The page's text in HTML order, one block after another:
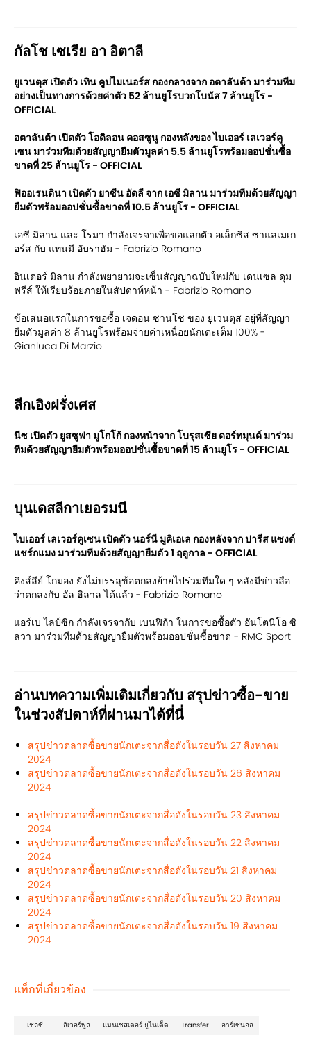
กัลโช เซเรีย อา อิตาลี
ยูเวนตุส เปิดตัว เทิน คูปไมเนอร์ส กองกลางจาก อตาลันต้า มาร่วมทีม
อย่างเป็นทางการด้วยค่าตัว 52 ล้านยูโรบวกโบนัส 7 ล้านยูโร -
OFFICIAL
อตาลันต้า เปิดตัว โอดิลอน คอสซูนู กองหลังของ ไบเออร์ เลเวอร์คู
เซน มาร่วมทีมด้วยสัญญายืมตัวมูลค่า 5.5 ล้านยูโรพร้อมออปชั่นซื้อ
ขาดที่ 25 ล้านยูโร - OFFICIAL
ฟิออเรนตินา เปิดตัว ยาซีน อัดลี จาก เอซี มิลาน มาร่วมทีมด้วยสัญญา
ยืมตัวพร้อมออปชั่นซื้อขาดที่ 10.5 ล้านยูโร - OFFICIAL
เอซี มิลาน และ โรมา กำลังเจรจาเพื่อขอแลกตัว อเล็กซิส ซาแลเมเก
อร์ส กับ แทนมี อับราฮัม - Fabrizio Romano
อินเตอร์ มิลาน กำลังพยายามจะเซ็นสัญญาฉบับใหม่กับ เดนเซล ดุม
ฟรีส์ ให้เรียบร้อยภายในสัปดาห์หน้า - Fabrizio Romano
ข้อเสนอแรกในการขอซื้อ เจดอน ซานโช ของ ยูเวนตุส อยู่ที่สัญญา
ยืมตัวมูลค่า 8 ล้านยูโรพร้อมจ่ายค่าเหนื่อยนักเตะเต็ม 100% -
Gianluca Di Marzio
ลีกเอิงฝรั่งเศส
นีซ เปิดตัว ยูสซูฟา มูโกโก้ กองหน้าจาก โบรุสเซีย ดอร์ทมุนด์ มาร่วม
ทีมด้วยสัญญายืมตัวพร้อมออปชั่นซื้อขาดที่ 15 ล้านยูโร - OFFICIAL
บุนเดสลีกาเยอรมนี
ไบเออร์ เลเวอร์คูเซน เปิดตัว นอร์นี มูคิเอเล กองหลังจาก ปารีส แซงต์
แชร์กแมง มาร่วมทีมด้วยสัญญายืมตัว 1 ฤดูกาล - OFFICIAL
คิงส์ลีย์ โกมอง ยังไม่บรรลุข้อตกลงย้ายไปร่วมทีมใด ๆ หลังมีข่าวลือ
ว่าตกลงกับ อัล ฮิลาล ได้แล้ว - Fabrizio Romano
แอร์เบ ไลป์ซิก กำลังเจรจากับ เบนฟิก้า ในการขอซื้อตัว อันโตนิโอ ซิ
ลวา มาร่วมทีมด้วยสัญญายืมตัวพร้อมออปชั่นซื้อขาด - RMC Sport
อ่านบทความเพิ่มเติมเกี่ยวกับ สรุปข่าวซื้อ-ขาย
ในช่วงสัปดาห์ที่ผ่านมาได้ที่นี่
สรุปข่าวตลาดซื้อขายนักเตะจากสื่อดังในรอบวัน 27 สิงหาคม
2024
สรุปข่าวตลาดซื้อขายนักเตะจากสื่อดังในรอบวัน 26 สิงหาคม
2024
สรุปข่าวตลาดซื้อขายนักเตะจากสื่อดังในรอบวัน 23 สิงหาคม
2024
สรุปข่าวตลาดซื้อขายนักเตะจากสื่อดังในรอบวัน 22 สิงหาคม
2024
สรุปข่าวตลาดซื้อขายนักเตะจากสื่อดังในรอบวัน 21 สิงหาคม
2024
สรุปข่าวตลาดซื้อขายนักเตะจากสื่อดังในรอบวัน 20 สิงหาคม
2024
สรุปข่าวตลาดซื้อขายนักเตะจากสื่อดังในรอบวัน 19 สิงหาคม
2024
แท็กที่เกี่ยวข้อง
เชลซี ลิเวอร์พูล แมนเชสเตอร์ ยูไนเต็ด Transfer อาร์เซนอล